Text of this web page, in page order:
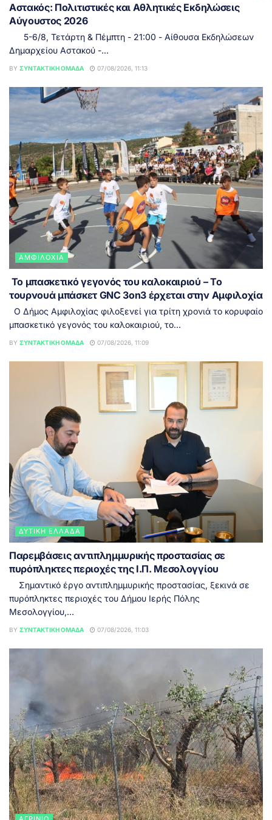
Αστακός: Πολιτιστικές και Αθλητικές Εκδηλώσεις
Αύγουστος 2026
5-6/8, Τετάρτη & Πέμπτη - 21:00 - Αίθουσα Εκδηλώσεων
Δημαρχείου Αστακού -...
BY ΣΥΝΤΑΚΤΙΚΉ ΟΜΆΔΑ 07/08/2026, 11:13
ΑΜΦΙΛΟΧΊΑ
Το μπασκετικό γεγονός του καλοκαιριού – Το
τουρνουά μπάσκετ GNC 3on3 έρχεται στην Αμφιλοχία
Ο Δήμος Αμφιλοχίας φιλοξενεί για τρίτη χρονιά το κορυφαίο
μπασκετικό γεγονός του καλοκαιριού, το...
BY ΣΥΝΤΑΚΤΙΚΉ ΟΜΆΔΑ 07/08/2026, 11:09
ΔΥΤΙΚΉ ΕΛΛΆΔΑ
Παρεμβάσεις αντιπλημμυρικής προστασίας σε
πυρόπληκτες περιοχές της Ι.Π. Μεσολογγίου
Σημαντικό έργο αντιπλημμυρικής προστασίας, ξεκινά σε
πυρόπληκτες περιοχές του Δήμου Ιερής Πόλης
Μεσολογγίου,...
BY ΣΥΝΤΑΚΤΙΚΉ ΟΜΆΔΑ 07/08/2026, 11:03